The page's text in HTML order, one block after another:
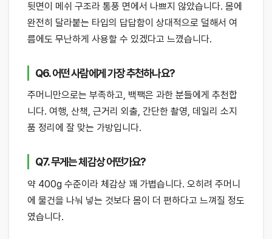
뒷면이 메쉬 구조라 통풍 면에서 나쁘지 않았습니다. 몸에
완전히 달라붙는 타입의 답답함이 상대적으로 덜해서 여
름에도 무난하게 사용할 수 있겠다고 느꼈습니다.
Q6. 어떤 사람에게 가장 추천하나요?
주머니만으로는 부족하고, 백팩은 과한 분들에게 추천합
니다. 여행, 산책, 근거리 외출, 간단한 촬영, 데일리 소지
품 정리에 잘 맞는 가방입니다.
Q7. 무게는 체감상 어떤가요?
약 400g 수준이라 체감상 꽤 가볍습니다. 오히려 주머니
에 물건을 나눠 넣는 것보다 몸이 더 편하다고 느껴질 정도
였습니다.